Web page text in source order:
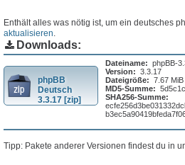
Enthält alles was nötig ist, um ein deutsches
aktualisieren.
Downloads:
phpBB
Deutsch
3.3.17 [zip]
Dateiname: phpBB-
Version: 3.3.17
Dateigröße: 7.67 MiB
MD5-Summe:
SHA256-Summe:
Tipp: Pakete anderer Versionen findest du in